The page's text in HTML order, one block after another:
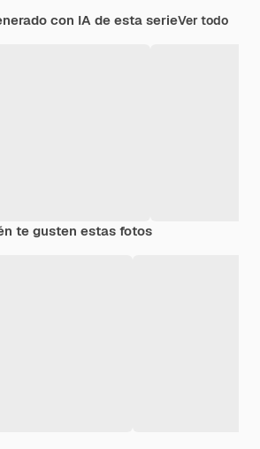
con IA de esta serieVer todo
te gusten estas fotos